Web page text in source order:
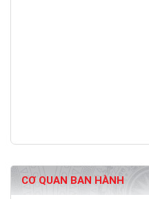
CƠ QUAN BAN HÀNH